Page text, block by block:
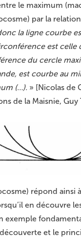
le maximum
par la
la ligne courbe
est celle
du cercle
est courbe au
(…). » [Nicolas de
de la Maisnie, Guy
répond ainsi
en découvre
exemple
et le